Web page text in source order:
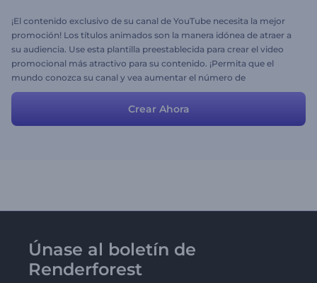
¡El contenido exclusivo de su canal de YouTube necesita la mejor
promoción! Los títulos animados son la manera idónea de atraer a
su audiencia. Use esta plantilla preestablecida para crear el video
promocional más atractivo para su contenido. ¡Permita que el
mundo conozca su canal y vea aumentar el número de
suscriptores!
Crear Ahora
Únase al boletín de
Renderforest